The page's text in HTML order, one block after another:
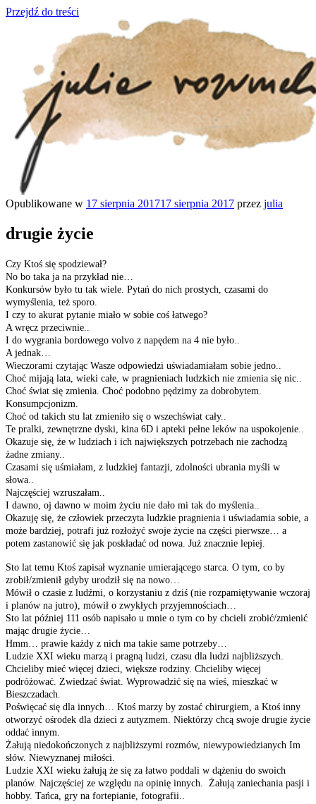
Przejdź do treści
Opublikowane w 17 sierpnia 201717 sierpnia 2017 przez julia
drugie życie
Czy Ktoś się spodziewał?
No bo taka ja na przykład nie…
Konkursów było tu tak wiele. Pytań do nich prostych, czasami do
wymyślenia, też sporo.
I czy to akurat pytanie miało w sobie coś łatwego?
A wręcz przeciwnie..
I do wygrania bordowego volvo z napędem na 4 nie było..
A jednak…
Wieczorami czytając Wasze odpowiedzi uświadamiałam sobie jedno..
Choć mijają lata, wieki całe, w pragnieniach ludzkich nie zmienia się nic..
Choć świat się zmienia. Choć podobno pędzimy za dobrobytem.
Konsumpcjonizm.
Choć od takich stu lat zmieniło się o wszechświat cały..
Te pralki, zewnętrzne dyski, kina 6D i apteki pełne leków na uspokojenie..
Okazuje się, że w ludziach i ich największych potrzebach nie zachodzą
żadne zmiany..
Czasami się uśmiałam, z ludzkiej fantazji, zdolności ubrania myśli w
słowa..
Najczęściej wzruszałam..
I dawno, oj dawno w moim życiu nie dało mi tak do myślenia..
Okazuję się, że człowiek przeczyta ludzkie pragnienia i uświadamia sobie, a
może bardziej, potrafi już rozłożyć swoje życie na części pierwsze… a
potem zastanowić się jak poskładać od nowa. Już znacznie lepiej.
Sto lat temu Ktoś zapisał wyznanie umierającego starca. O tym, co by
zrobił/zmienił gdyby urodził się na nowo…
Mówił o czasie z ludźmi, o korzystaniu z dziś (nie rozpamiętywanie wczoraj
i planów na jutro), mówił o zwykłych przyjemnościach…
Sto lat później 111 osób napisało u mnie o tym co by chcieli zrobić/zmienić
mając drugie życie…
Hmm… prawie każdy z nich ma takie same potrzeby…
Ludzie XXI wieku marzą i pragną ludzi, czasu dla ludzi najbliższych.
Chcieliby mieć więcej dzieci, większe rodziny. Chcieliby więcej
podróżować. Zwiedzać świat. Wyprowadzić się na wieś, mieszkać w
Bieszczadach.
Poświęcać się dla innych… Ktoś marzy by zostać chirurgiem, a Ktoś inny
otworzyć ośrodek dla dzieci z autyzmem. Niektórzy chcą swoje drugie życie
oddać innym.
Żałują niedokończonych z najbliższymi rozmów, niewypowiedzianych Im
słów. Niewyznanej miłości.
Ludzie XXI wieku żałują że się za łatwo poddali w dążeniu do swoich
planów. Najczęściej ze względu na opinię innych. Żałują zaniechania pasji i
hobby. Tańca, gry na fortepianie, fotografii..